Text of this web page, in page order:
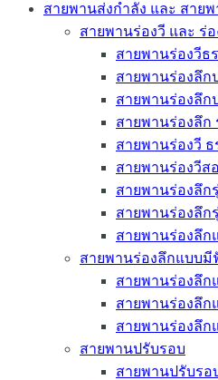
สายพานส่งกำลัง และ สายพ
สายพานร่องวี และ ร่
สายพานร่องวีธ
สายพานร่องลึก
สายพานร่องลึก
สายพานร่องลึก
สายพานร่องวี ธ
สายพานร่องวีส
สายพานร่องลึก
สายพานร่องลึก
สายพานร่องลึก
สายพานร่องลึกแบบมี
สายพานร่องลึก
สายพานร่องลึก
สายพานร่องลึก
สายพานปรับรอบ
สายพานปรับรอ